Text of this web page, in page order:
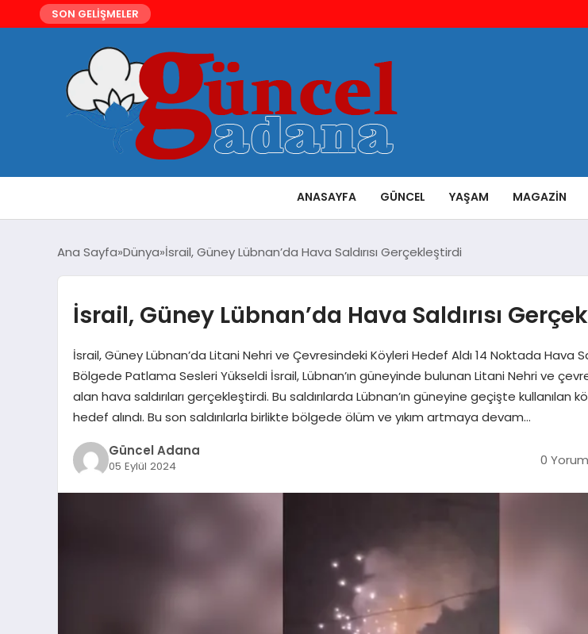
SON GELİŞMELER
ANASAYFA GÜNCEL YAŞAM MAGAZIN
Ana Sayfa Dünya İsrail, Güney Lübnan’da Hava Saldırısı Gerçekleştirdi
İsrail, Güney Lübnan’da Hava Saldırısı
İsrail, Güney Lübnan’da Litani Nehri ve Çevresindeki Köyleri Hedef Aldı 14 Noktada Hava
Bölgede Patlama Sesleri Yükseldi İsrail, Lübnan’ın güneyinde bulunan Litani Nehri ve
alan hava saldırıları gerçekleştirdi. Bu saldırılarda Lübnan’ın güneyine geçişte kullanılan
hedef alındı. Bu son saldırılarla birlikte bölgede ölüm ve yıkım artmaya devam…
Güncel Adana
05 Eylül 2024 0 Yorum